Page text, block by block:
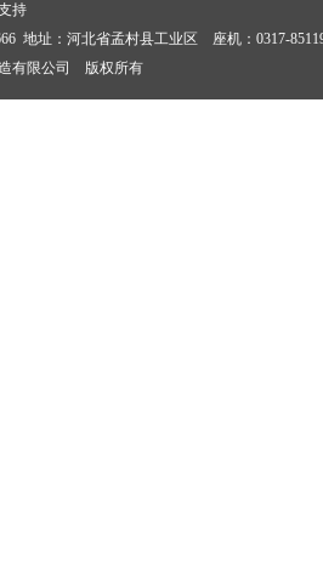
持
地址：河北省孟村县工业区 座机：0317-
造有限公司 版权所有